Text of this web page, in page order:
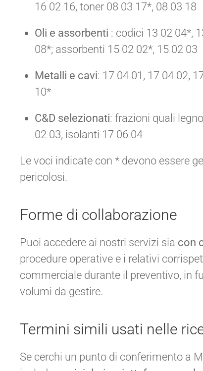
16 02 16, toner 08 03 17*, 08 03 18
Oli e assorbenti : codici 13 02 04*,
08*; assorbenti 15 02 02*, 15 02 03
Metalli e cavi: 17 04 01, 17 04 02,
10*
C&D selezionati: frazioni quali
02 03, isolanti 17 06 04
Le voci indicate con * devono essere
pericolosi.
Forme di collaborazione
Puoi accedere ai nostri servizi sia con
procedure operative e i relativi
commerciale durante il preventivo, in
volumi da gestire.
Termini simili usati nelle
Se cerchi un punto di conferimento a